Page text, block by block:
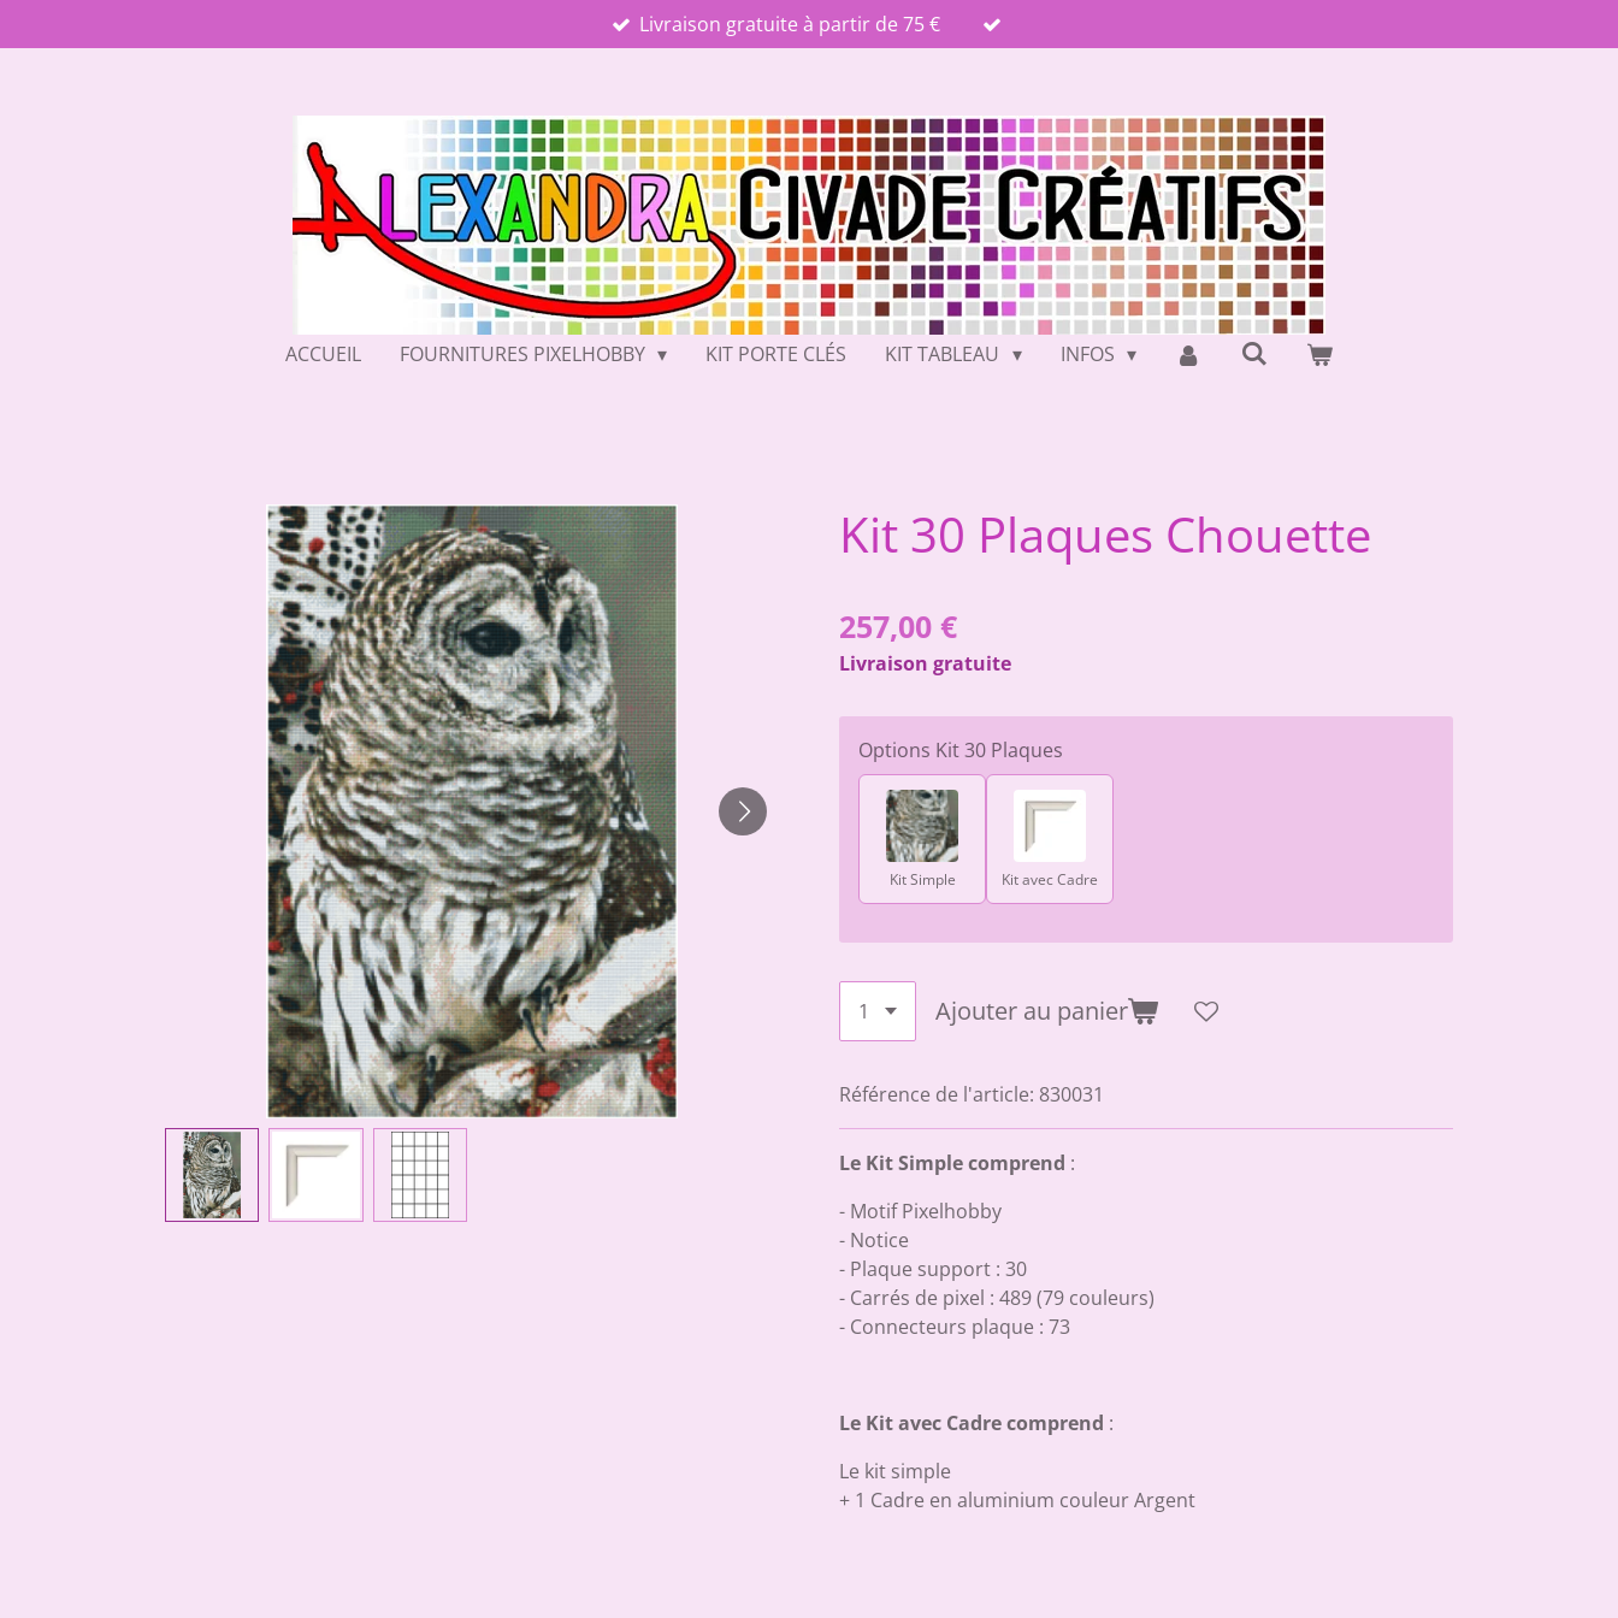
au
Livraison gratuite à partir de 75 €
ACCUEIL FOURNITURES PIXELHOBBY KIT PORTE CLÉS KIT TABLEAU INFOS
Kit 30 Plaques Chouette
257,00 €
Livraison gratuite
Options Kit 30 Plaques
Kit Simple Kit avec Cadre
Ajouter au panier
Référence de l'article: 830031
Le Kit Simple comprend :
- Motif Pixelhobby
- Notice
- Plaque support : 30
- Carrés de pixel : 489 (79 couleurs)
- Connecteurs plaque : 73
Le Kit avec Cadre comprend :
Le kit simple
+ 1 Cadre en aluminium couleur Argent